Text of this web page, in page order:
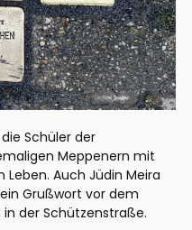
Schüler der
Meppenern mit
Leben. Auch Jüdin Meira
Grußwort vor dem
der Schützenstraße.